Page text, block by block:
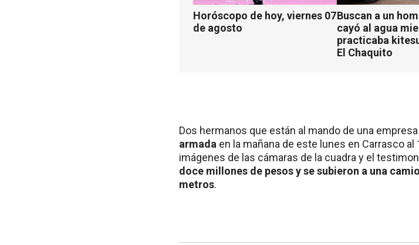
Horóscopo de hoy, viernes 07
de agosto
Buscan a un
cayó al agua
practicaba
El Chaquito
Dos hermanos que están al mando de una
armada en la mañana de este lunes en Carrasco
imágenes de las cámaras de la cuadra y el
doce millones de pesos y se subieron a una
metros.